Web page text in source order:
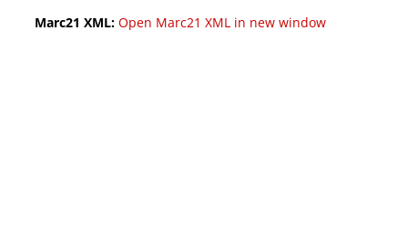
Marc21 XML: Open Marc21 XML in new window